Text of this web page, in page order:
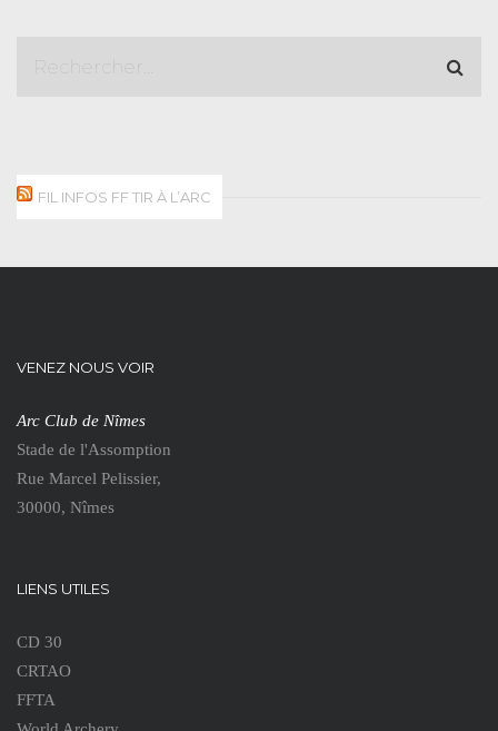
FIL INFOS FF TIR À L’ARC
VENEZ NOUS VOIR
Arc Club de Nîmes
Stade de l'Assomption
Rue Marcel Pelissier,
30000, Nîmes
LIENS UTILES
CD 30
CRTAO
FFTA